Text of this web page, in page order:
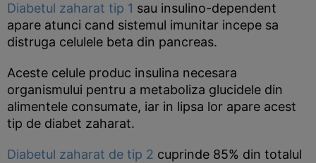
Diabetul zaharat tip 1 sau insulino-dependent
apare atunci cand sistemul imunitar incepe sa
distruga celulele beta din pancreas.
Aceste celule produc insulina necesara
organismului pentru a metaboliza glucidele din
alimentele consumate, iar in lipsa lor apare acest
tip de diabet zaharat.
Diabetul zaharat de tip 2 cuprinde 85% din totalul